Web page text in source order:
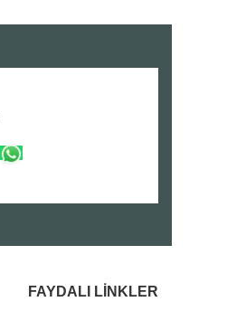
FAYDALI LINKLER